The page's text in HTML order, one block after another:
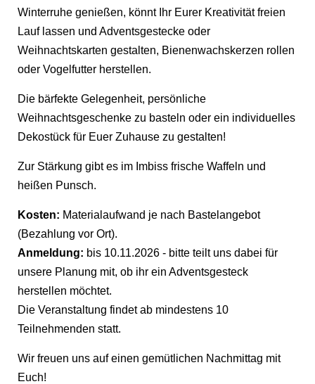
Winterruhe genießen, könnt Ihr Eurer Kreativität freien
Lauf lassen und Adventsgestecke oder
Weihnachtskarten gestalten, Bienenwachskerzen rollen
oder Vogelfutter herstellen.
Die bärfekte Gelegenheit, persönliche
Weihnachtsgeschenke zu basteln oder ein individuelles
Dekostück für Euer Zuhause zu gestalten!
Zur Stärkung gibt es im Imbiss frische Waffeln und
heißen Punsch.
Kosten: Materialaufwand je nach Bastelangebot
(Bezahlung vor Ort).
Anmeldung: bis 10.11.2026 - bitte teilt uns dabei für
unsere Planung mit, ob ihr ein Adventsgesteck
herstellen möchtet.
Die Veranstaltung findet ab mindestens 10
Teilnehmenden statt.
Wir freuen uns auf einen gemütlichen Nachmittag mit
Euch!